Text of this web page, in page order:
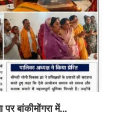
पर बांकीमोंगरा में...